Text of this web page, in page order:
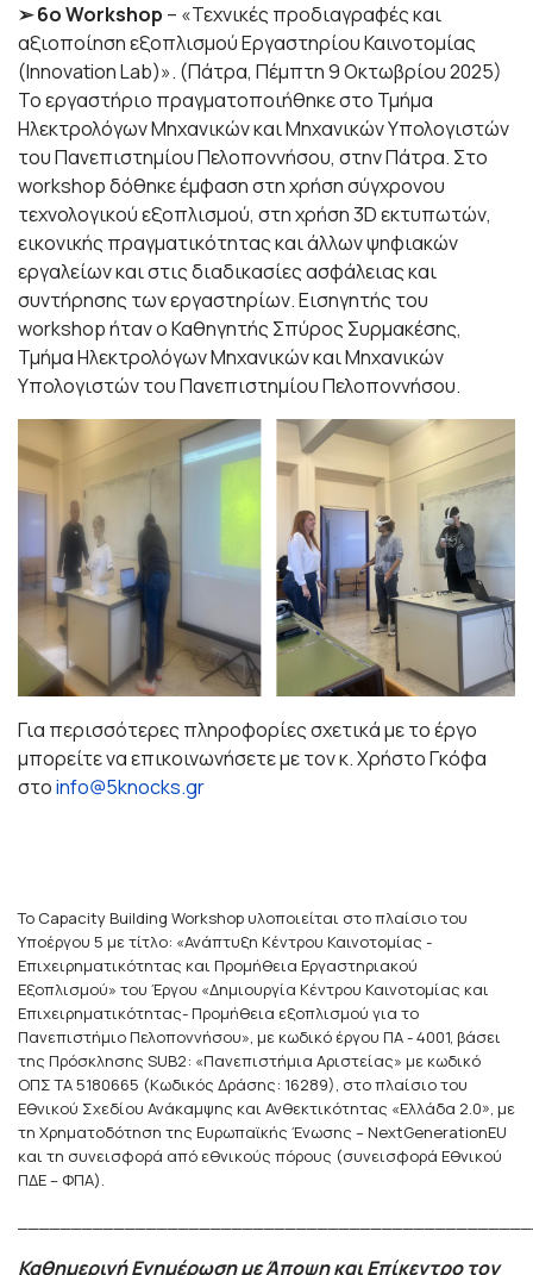
➢ 6ο Workshop – «Τεχνικές προδιαγραφές και
αξιοποίηση εξοπλισμού Εργαστηρίου Καινοτομίας
(Innovation Lab)». (Πάτρα, Πέμπτη 9 Οκτωβρίου 2025)
Το εργαστήριο πραγματοποιήθηκε στο Τμήμα
Ηλεκτρολόγων Μηχανικών και Μηχανικών Υπολογιστών
του Πανεπιστημίου Πελοποννήσου, στην Πάτρα. Στο
workshop δόθηκε έμφαση στη χρήση σύγχρονου
τεχνολογικού εξοπλισμού, στη χρήση 3D εκτυπωτών,
εικονικής πραγματικότητας και άλλων ψηφιακών
εργαλείων και στις διαδικασίες ασφάλειας και
συντήρησης των εργαστηρίων. Εισηγητής του
workshop ήταν ο Καθηγητής Σπύρος Συρμακέσης,
Τμήμα Ηλεκτρολόγων Μηχανικών και Μηχανικών
Υπολογιστών του Πανεπιστημίου Πελοποννήσου.
Για περισσότερες πληροφορίες σχετικά με το έργο
μπορείτε να επικοινωνήσετε με τον κ. Χρήστο Γκόφα
στοinfo@5knocks.gr
Το Capacity Building Workshop υλοποιείται στο πλαίσιο του
Υποέργου 5 με τίτλο: «Ανάπτυξη Κέντρου Καινοτομίας -
Επιχειρηματικότητας και Προμήθεια Εργαστηριακού
Εξοπλισμού» του Έργου «Δημιουργία Κέντρου Καινοτομίας και
Επιχειρηματικότητας- Προμήθεια εξοπλισμού για το
Πανεπιστήμιο Πελοποννήσου», με κωδικό έργου ΠΑ - 4001, βάσει
της Πρόσκλησης SUB2: «Πανεπιστήμια Αριστείας» με κωδικό
ΟΠΣ ΤΑ 5180665 (Kωδικός Δράσης: 16289), στο πλαίσιο του
Εθνικού Σχεδίου Ανάκαμψης και Ανθεκτικότητας «Ελλάδα 2.0», με
τη Χρηματοδότηση της Ευρωπαϊκής Ένωσης – NextGenerationEU
και τη συνεισφορά από εθνικούς πόρους (συνεισφορά Εθνικού
ΠΔΕ – ΦΠΑ).
Καθημερινή Ενημέρωση με Άποψη και Επίκεντρο τον